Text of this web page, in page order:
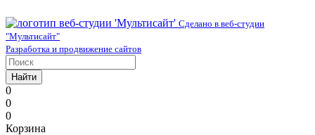
Сделано в веб-студии
"Мультисайт"
Разработка и продвижение сайтов
Найти
0
0
0
Корзина